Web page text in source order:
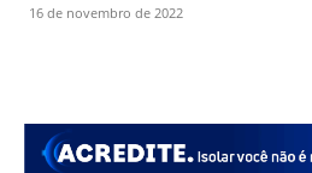
16 de novembro de 2022